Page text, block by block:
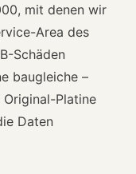
mit denen wir
Area des
Schäden
baugleiche –
Platine
Daten